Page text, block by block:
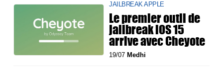
JAILBREAK APPLE
Le premier outil de
jailbreak iOS 15
arrive avec Cheyote
19/07 Medhi